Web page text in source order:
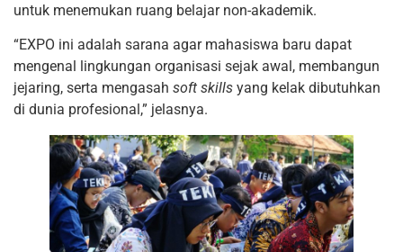
untuk menemukan ruang belajar non-akademik.
“EXPO ini adalah sarana agar mahasiswa baru dapat
mengenal lingkungan organisasi sejak awal, membangun
jejaring, serta mengasah soft skills yang kelak dibutuhkan
di dunia profesional,” jelasnya.